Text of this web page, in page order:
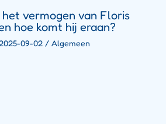
het vermogen van Floris
hoe komt hij eraan?
09-02 / Algemeen